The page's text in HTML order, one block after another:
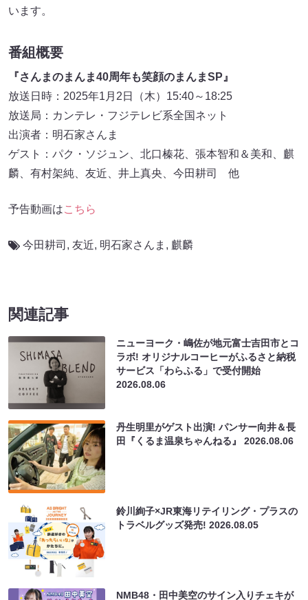
います。
番組概要
『さんまのまんま40周年も笑顔のまんまSP』
放送日時：2025年1月2日（木）15:40～18:25
放送局：カンテレ・フジテレビ系全国ネット
出演者：明石家さんま
ゲスト：パク・ソジュン、北口榛花、張本智和＆美和、麒
麟、有村架純、友近、井上真央、今田耕司 他
予告動画はこちら
今田耕司 , 友近, 明石家さんま , 麒麟
関連記事
ニューヨーク・嶋佐が地元富士吉田市とコ
ラボ! オリジナルコーヒーがふるさと納税
サービス「わらふる」で受付開始
2026.08.06
丹生明里がゲスト出演! パンサー向井＆長
田『くるま温泉ちゃんねる』2026.08.06
鈴川絢子×JR東海リテイリング・プラスの
トラベルグッズ発売!2026.08.05
NMB48・田中美空のサイン入りチェキが